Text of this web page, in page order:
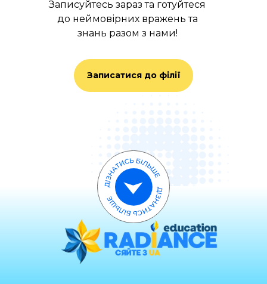
Записуйтесь зараз та готуйтеся
до неймовірних вражень та
знань разом з нами!
Записатися до філії